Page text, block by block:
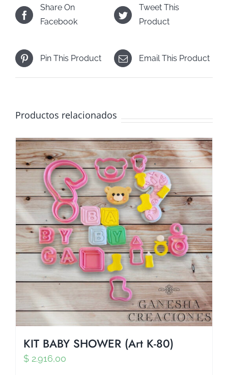
Share On
Facebook
Tweet This
Product
Pin This Product Email This Product
Productos relacionados
KIT BABY SHOWER (Art K-80)
$ 2.916,00